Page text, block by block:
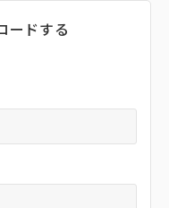
ードする